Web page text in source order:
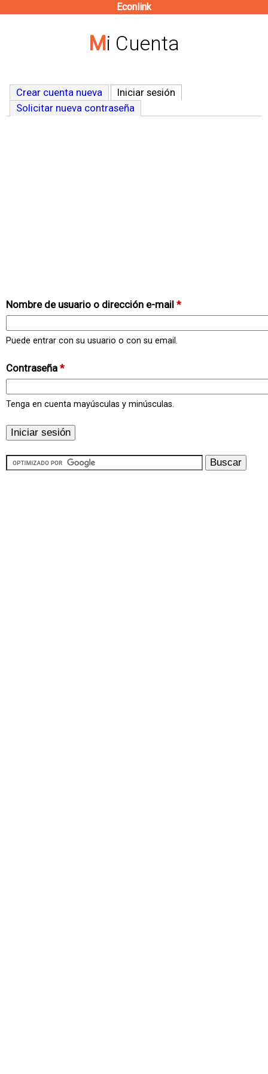
contenido
Econlink
Mi Cuenta
Crear cuenta nueva Iniciar sesión
Solicitar nueva contraseña
Nombre de usuario o dirección e-mail *
Puede entrar con su usuario o con su email.
Contraseña *
Tenga en cuenta mayúsculas y minúsculas.